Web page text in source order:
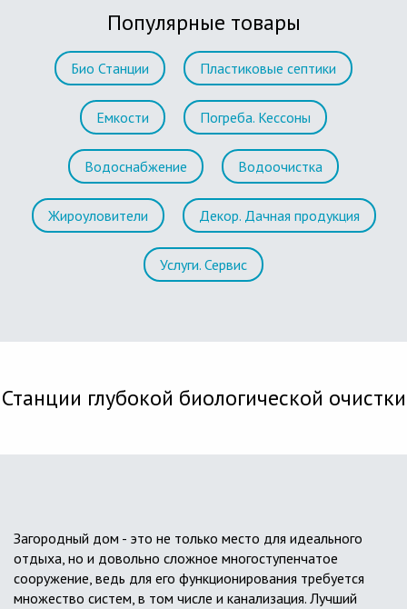
Популярные товары
Био Станции Пластиковые септики
Емкости Погреба. Кессоны
Водоснабжение Водоочистка
Жироуловители Декор. Дачная продукция
Услуги. Сервис
Станции глубокой биологической очистки
Загородный дом - это не только место для идеального
отдыха, но и довольно сложное многоступенчатое
сооружение, ведь для его функционирования требуется
множество систем, в том числе и канализация. Лучший